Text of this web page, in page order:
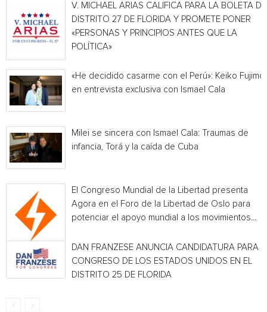
V. MICHAEL ARIAS CALIFICA PARA LA BOLETA
DISTRITO 27 DE FLORIDA Y PROMETE PONER
«PERSONAS Y PRINCIPIOS ANTES QUE LA
POLÍTICA»
«He decidido casarme con el Perú»: Keiko
en entrevista exclusiva con Ismael Cala
Milei se sincera con Ismael Cala: Traumas de
infancia, Torá y la caída de Cuba
El Congreso Mundial de la Libertad presenta
Agora en el Foro de la Libertad de Oslo para
potenciar el apoyo mundial a los movimientos...
DAN FRANZESE ANUNCIA CANDIDATURA PARA
CONGRESO DE LOS ESTADOS UNIDOS EN EL
DISTRITO 25 DE FLORIDA